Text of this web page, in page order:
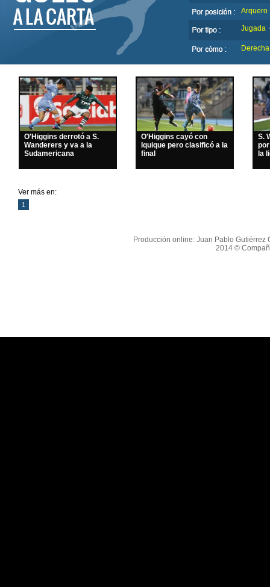
Arquero
Jugada
Derecha
O'Higgins derrotó a S.
Wanderers y va a la
Sudamericana
O'Higgins cayó con
Iquique pero clasificó a la
final
S.
la
Ver más en:
1
Producción online: Juan Pablo Gutiérrez
2014 ©